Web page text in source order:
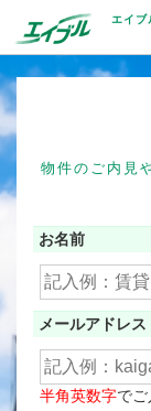
エイブ
物件のご内見
お名前
メールアドレス
半角英数字でご